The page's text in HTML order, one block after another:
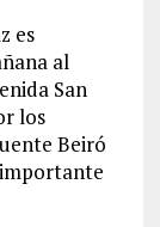
es
al
San
los
Beiró